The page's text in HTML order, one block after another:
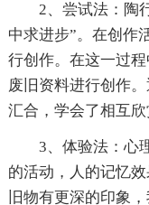
2、尝试法：陶
中求进步”。在创作
行创作。在这一过
废旧资料进行创作
汇合，学会了相互欣
3、体验法：心
的活动，人的记忆
旧物有更深的印象